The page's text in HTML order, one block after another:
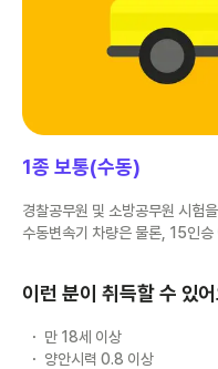
1종 보통(수동)
경찰공무원 및 소방공무원 시험
수동변속기 차량은 물론, 15인승
이런 분이 취득할 수 있
만 18세 이상
양안시력 0.8 이상